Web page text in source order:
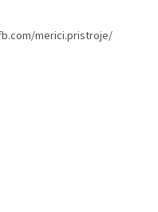
merici.pristroje/